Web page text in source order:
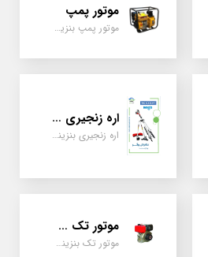
موتور پمپ
موتور پمپ بنزینی، دیزلی، نفتی ، یک اینچ به بالا
اره زنجیری / علفتراش
اره زنجیری بنزینی ، علفتراش دو زمانه و چهار زمانه ، دوشی و پشتی
موتور تک سیلندر
موتور تک بنزینی ، دیزلی، کارتینگی ، تیلری